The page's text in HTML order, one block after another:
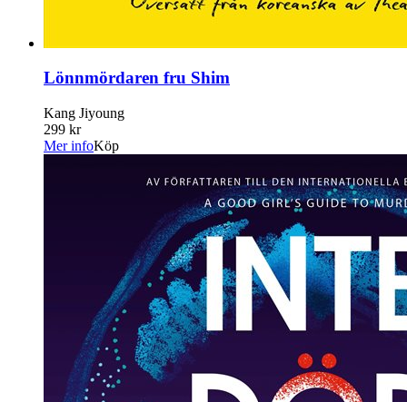
Lönnmördaren fru Shim
Kang Jiyoung
299 kr
Mer infoKöp